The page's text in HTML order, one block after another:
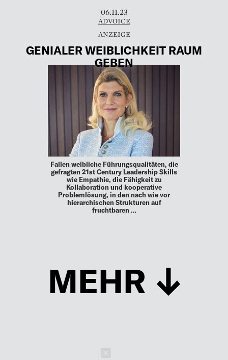
06.11.23
ADVOICE
GENIALER ­WEIBLICHKEIT RAUM
GEBEN
Fallen weibliche Führungsqualitäten, die
gefragten 21st Century Leadership Skills
wie Empathie, die Fähigkeit zu
Kollaboration und kooperative
Problemlösung, in den nach wie vor
hierarchischen Strukturen auf
fruchtbaren …
MEHR